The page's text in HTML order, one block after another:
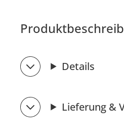
Details
Lieferung &